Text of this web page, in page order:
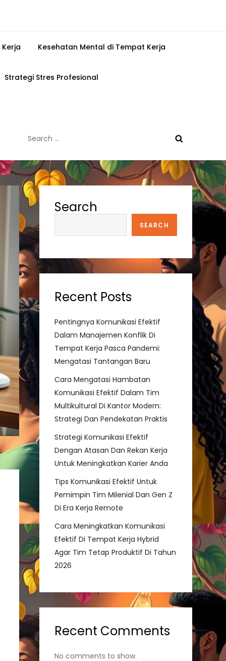
Kesehatan Mental di Tempat Kerja
Strategi Stres Profesional
for:
Search
SEARCH
Recent Posts
Pentingnya Komunikasi Efektif
Dalam Manajemen Konflik Di
Tempat Kerja Pasca Pandemi:
Mengatasi Tantangan Baru
Cara Mengatasi Hambatan
Komunikasi Efektif Dalam Tim
Multikultural Di Kantor Modern:
Strategi Dan Pendekatan Praktis
Strategi Komunikasi Efektif
Dengan Atasan Dan Rekan Kerja
Untuk Meningkatkan Karier Anda
Tips Komunikasi Efektif Untuk
Pemimpin Tim Milenial Dan Gen Z
Di Era Kerja Remote
Cara Meningkatkan Komunikasi
Efektif Di Tempat Kerja Hybrid
Agar Tim Tetap Produktif Di Tahun
2026
Recent Comments
No comments to show.